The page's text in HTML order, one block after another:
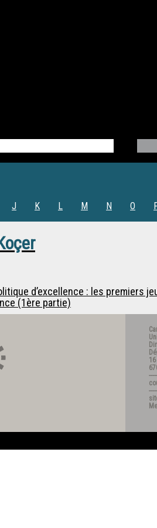
J K L M N O
d’excellence : les premiers
(1ère partie)